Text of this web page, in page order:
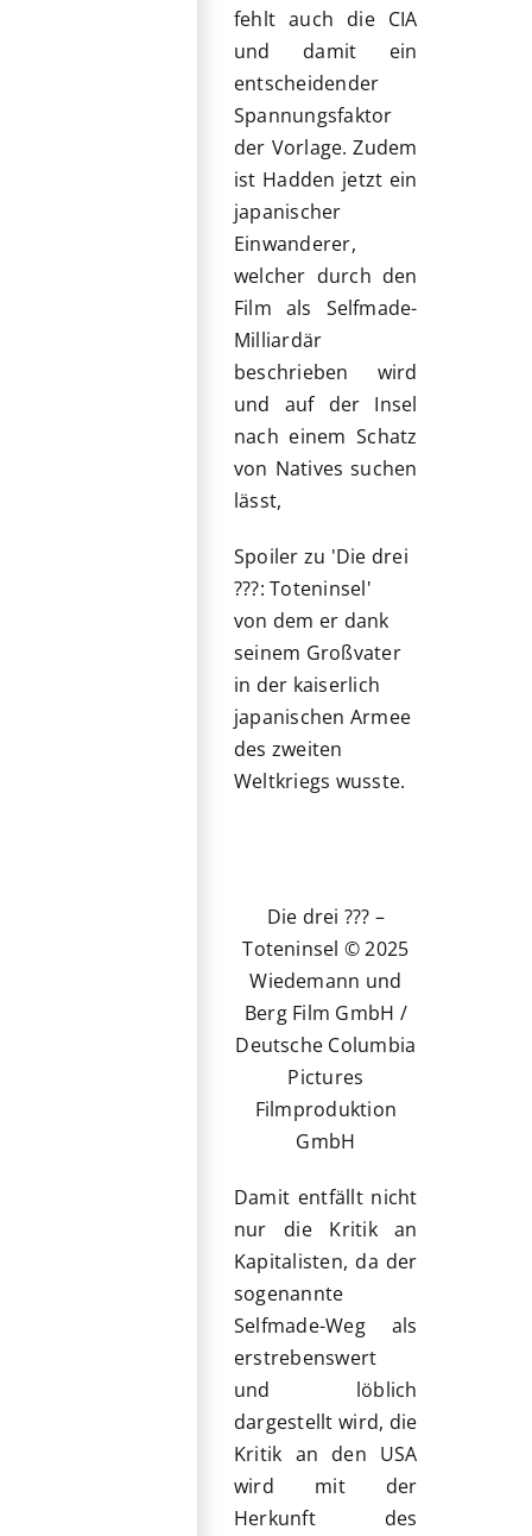
fehlt auch die CIA
und damit ein
entscheidender
Spannungsfaktor
der Vorlage. Zudem
ist Hadden jetzt ein
japanischer
Einwanderer,
welcher durch den
Film als Selfmade-
Milliardär
beschrieben wird
und auf der Insel
nach einem Schatz
von Natives suchen
lässt,
Spoiler zu 'Die drei
???: Toteninsel'
von dem er dank
seinem Großvater
in der kaiserlich
japanischen Armee
des zweiten
Weltkriegs wusste.
Die drei ??? –
Toteninsel © 2025
Wiedemann und
Berg Film GmbH /
Deutsche Columbia
Pictures
Filmproduktion
GmbH
Damit entfällt nicht
nur die Kritik an
Kapitalisten, da der
sogenannte
Selfmade-Weg als
erstrebenswert
und löblich
dargestellt wird, die
Kritik an den USA
wird mit der
Herkunft des